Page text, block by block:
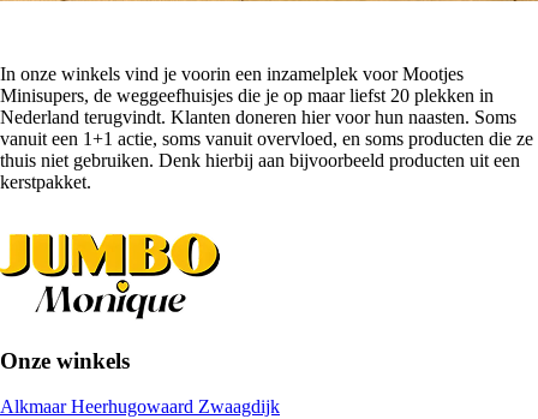
In onze winkels vind je voorin een inzamelplek voor Mootjes
Minisupers, de weggeefhuisjes die je op maar liefst 20 plekken in
Nederland terugvindt. Klanten doneren hier voor hun naasten. Soms
vanuit een 1+1 actie, soms vanuit overvloed, en soms producten die ze
thuis niet gebruiken. Denk hierbij aan bijvoorbeeld producten uit een
kerstpakket.
Onze winkels
AlkmaarHeerhugowaard Zwaagdijk